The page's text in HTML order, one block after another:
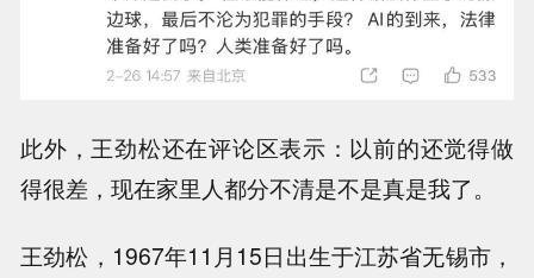
此外，王劲松还在评论区表示：以前的还觉得做
得很差，现在家里人都分不清是不是真是我了。
王劲松，1967年11月15日出生于江苏省无锡市，